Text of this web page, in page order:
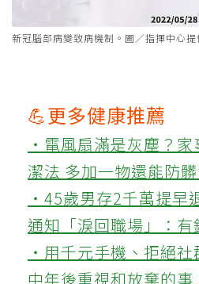
新冠腦部病變致病機制。圖／指揮中心提
💪更多健康推薦
‧電風扇滿是灰塵？
潔法 多加一物還能防
‧45歲男存2千萬提早
通知「淚回職場」：有
‧用千元手機、拒絕
中年後重視和放棄的